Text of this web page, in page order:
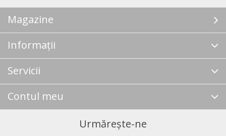
Magazine
Informații
Servicii
Contul meu
Urmărește-ne